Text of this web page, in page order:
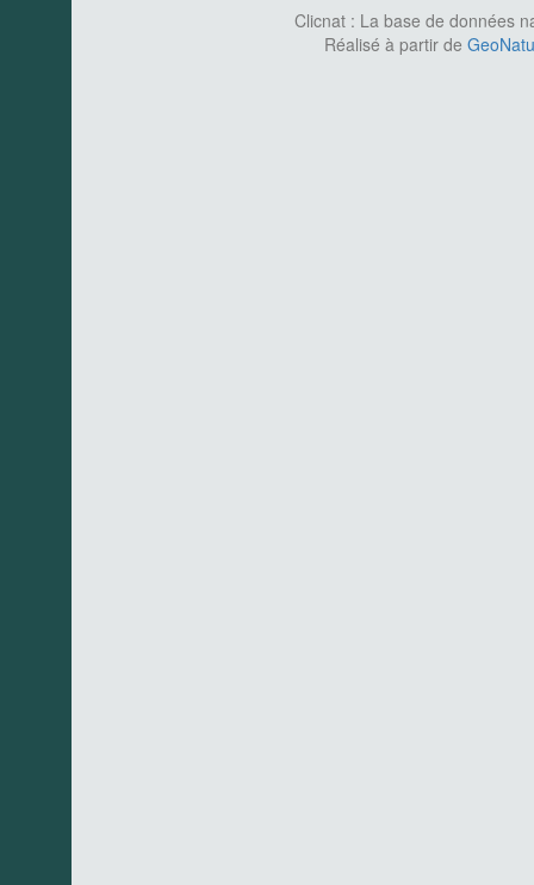
Clicnat : La base de données
Réalisé à partir de